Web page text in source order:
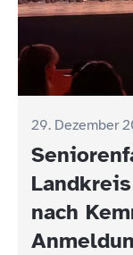
29. Dezember
nach